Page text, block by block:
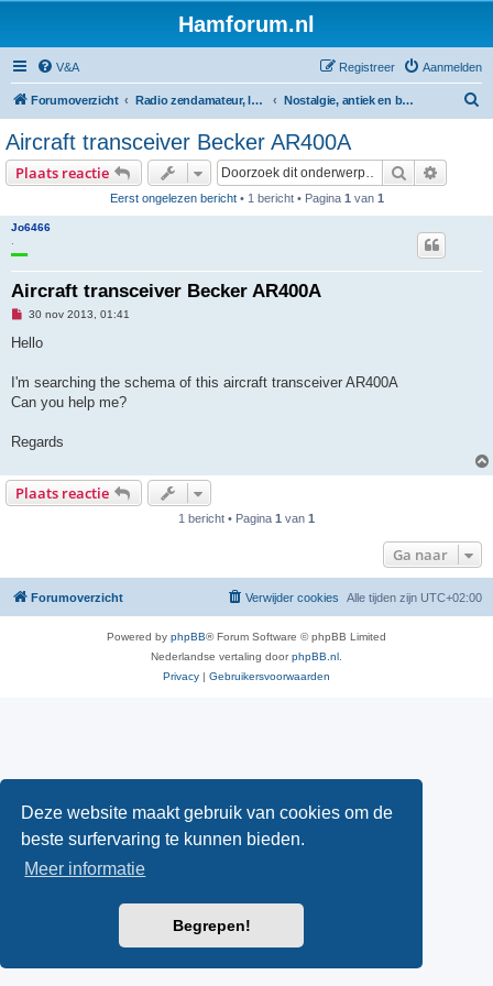
Deze website maakt gebruik van cookies om de
beste surfervaring te kunnen bieden.
Meer informatie
Begrepen!
Hamforum.nl
V&A Aanmelden
Registreer
Forumoverzicht Radio zendamateur, luisteramateur en elektronica zelfbouw Nostalgie, antiek en buizentechniek
Aircraft transceiver Becker AR400A
Plaats reactie Zoek
Eerst ongelezen bericht• 1 bericht • Pagina 1 van 1
Jo6466
Aircraft transceiver Becker AR400A
O
g
e
e
e
c
h
30 nov 2013, 01:41
Hello
I'm searching the schema of this aircraft transceiver AR400A
Can you help me?
Regards
Plaats reactie
1 bericht • Pagina 1 van 1
Ga naar
Forumoverzicht Alle tijden zijn UTC+02:00
Verwijder cookies
Powered by phpBB® Forum Software © phpBB Limited
Nederlandse vertaling doorphpBB.nl
Privacy | Gebruikersvoorwaarden